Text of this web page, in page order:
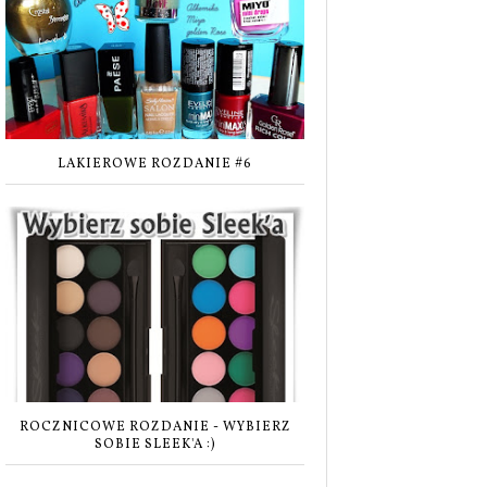
LAKIEROWE ROZDANIE #6
ROCZNICOWE ROZDANIE - WYBIERZ
SOBIE SLEEK'A :)